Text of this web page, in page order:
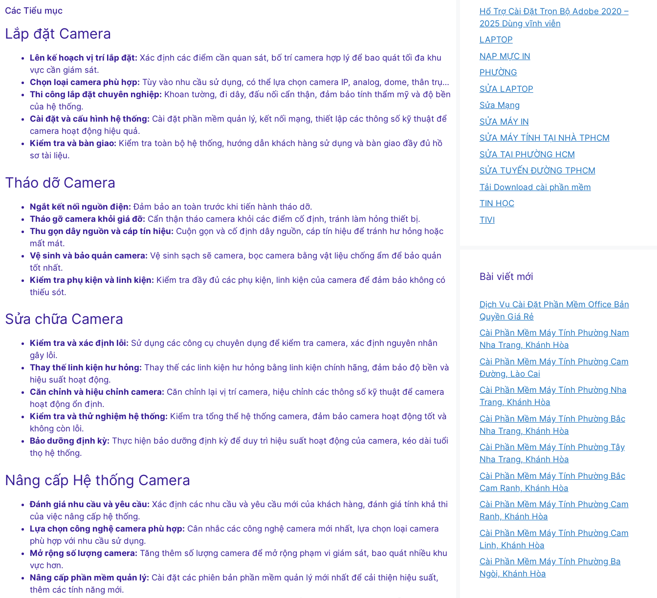
Các Tiểu mục
Lắp đặt Camera
Lên kế hoạch vị trí lắp đặt: Xác định các điểm cần quan sát, bố trí camera hợp lý để bao quát tối đa khu
vực cần giám sát.
Chọn loại camera phù hợp: Tùy vào nhu cầu sử dụng, có thể lựa chọn camera IP, analog, dome, thân trụ…
Thi công lắp đặt chuyên nghiệp: Khoan tường, đi dây, đấu nối cẩn thận, đảm bảo tính thẩm mỹ và độ bền
của hệ thống.
Cài đặt và cấu hình hệ thống: Cài đặt phần mềm quản lý, kết nối mạng, thiết lập các thông số kỹ thuật để
camera hoạt động hiệu quả.
Kiểm tra và bàn giao: Kiểm tra toàn bộ hệ thống, hướng dẫn khách hàng sử dụng và bàn giao đầy đủ hồ
sơ tài liệu.
Tháo dỡ Camera
Ngắt kết nối nguồn điện: Đảm bảo an toàn trước khi tiến hành tháo dỡ.
Tháo gỡ camera khỏi giá đỡ: Cẩn thận tháo camera khỏi các điểm cố định, tránh làm hỏng thiết bị.
Thu gọn dây nguồn và cáp tín hiệu: Cuộn gọn và cố định dây nguồn, cáp tín hiệu để tránh hư hỏng hoặc
mất mát.
Vệ sinh và bảo quản camera: Vệ sinh sạch sẽ camera, bọc camera bằng vật liệu chống ẩm để bảo quản
tốt nhất.
Kiểm tra phụ kiện và linh kiện: Kiểm tra đầy đủ các phụ kiện, linh kiện của camera để đảm bảo không có
thiếu sót.
Sửa chữa Camera
Kiểm tra và xác định lỗi: Sử dụng các công cụ chuyên dụng để kiểm tra camera, xác định nguyên nhân
gây lỗi.
Thay thế linh kiện hư hỏng: Thay thế các linh kiện hư hỏng bằng linh kiện chính hãng, đảm bảo độ bền và
hiệu suất hoạt động.
Căn chỉnh và hiệu chỉnh camera: Căn chỉnh lại vị trí camera, hiệu chỉnh các thông số kỹ thuật để camera
hoạt động ổn định.
Kiểm tra và thử nghiệm hệ thống: Kiểm tra tổng thể hệ thống camera, đảm bảo camera hoạt động tốt và
không còn lỗi.
Bảo dưỡng định kỳ: Thực hiện bảo dưỡng định kỳ để duy trì hiệu suất hoạt động của camera, kéo dài tuổi
thọ hệ thống.
Nâng cấp Hệ thống Camera
Đánh giá nhu cầu và yêu cầu: Xác định các nhu cầu và yêu cầu mới của khách hàng, đánh giá tính khả thi
của việc nâng cấp hệ thống.
Lựa chọn công nghệ camera phù hợp: Cân nhắc các công nghệ camera mới nhất, lựa chọn loại camera
phù hợp với nhu cầu sử dụng.
Mở rộng số lượng camera: Tăng thêm số lượng camera để mở rộng phạm vi giám sát, bao quát nhiều khu
vực hơn.
Nâng cấp phần mềm quản lý: Cài đặt các phiên bản phần mềm quản lý mới nhất để cải thiện hiệu suất,
thêm các tính năng mới.
Hổ Trợ Cài Đặt Trọn Bộ Adobe 2020 –
2025 Dùng vĩnh viễn
LAPTOP
NẠP MỰC IN
PHƯỜNG
SỬA LAPTOP
Sửa Mạng
SỬA MÁY IN
SỬA MÁY TÍNH TẠI NHÀ TPHCM
SỬA TẠI PHƯỜNG HCM
SỬA TUYẾN ĐƯỜNG TPHCM
Tải Download cài phần mềm
TIN HỌC
TIVI
Bài viết mới
Dịch Vụ Cài Đặt Phần Mềm Office Bản
Quyền Giá Rẻ
Cài Phần Mềm Máy Tính Phường Nam
Nha Trang, Khánh Hòa
Cài Phần Mềm Máy Tính Phường Cam
Đường, Lào Cai
Cài Phần Mềm Máy Tính Phường Nha
Trang, Khánh Hòa
Cài Phần Mềm Máy Tính Phường Bắc
Nha Trang, Khánh Hòa
Cài Phần Mềm Máy Tính Phường Tây
Nha Trang, Khánh Hòa
Cài Phần Mềm Máy Tính Phường Bắc
Cam Ranh, Khánh Hòa
Cài Phần Mềm Máy Tính Phường Cam
Ranh, Khánh Hòa
Cài Phần Mềm Máy Tính Phường Cam
Linh, Khánh Hòa
Cài Phần Mềm Máy Tính Phường Ba
Ngòi, Khánh Hòa